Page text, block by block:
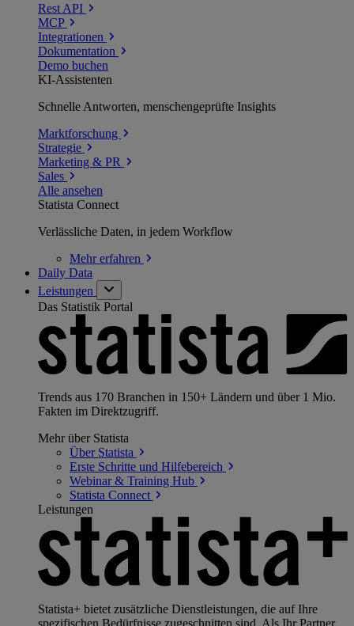
Rest API
MCP
Integrationen
Dokumentation
Demo buchen
KI-Assistenten
Schnelle Antworten, menschengeprüfte Insights
Marktforschung
Strategie
Marketing & PR
Sales
Alle ansehen
Statista Connect
Verlässliche Daten, in jedem Workflow
Mehrerfahren
Daily Data
Leistungen
Das Statistik Portal
Trends aus 170 Branchen in 150+ Ländern und über 1 Mio.
Fakten im Direktzugriff.
Mehr über Statista
Über Statista
Erste Schritte und Hilfebereich
Webinar & Training Hub
Statista Connect
Leistungen
Statista+ bietet zusätzliche Dienstleistungen, die auf Ihre
spezifischen Bedürfnisse zugeschnitten sind. Als Ihr Partner